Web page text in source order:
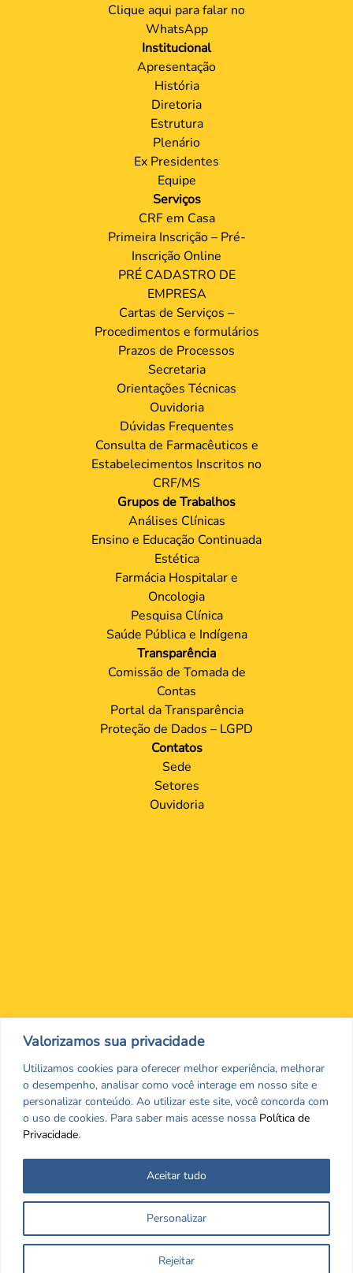
Valorizamos sua privacidade
Utilizamos cookies para oferecer melhor experiência, melhorar
o desempenho, analisar como você interage em nosso site e
personalizar conteúdo. Ao utilizar este site, você concorda com
o uso de cookies. Para saber mais acesse nossa Política de
Privacidade.
Personalizar
Rejeitar
Aceitar tudo
Clique aqui para falar no
WhatsApp
Institucional
Apresentação
História
Diretoria
Estrutura
Plenário
Ex Presidentes
Equipe
Serviços
CRF em Casa
Primeira Inscrição – Pré-
Inscrição Online
PRÉ CADASTRO DE
EMPRESA
Cartas de Serviços –
Procedimentos e formulários
Prazos de Processos
Secretaria
Orientações Técnicas
Ouvidoria
Dúvidas Frequentes
Consulta de Farmacêuticos e
Estabelecimentos Inscritos no
CRF/MS
Grupos de Trabalhos
Análises Clínicas
Ensino e Educação Continuada
Estética
Farmácia Hospitalar e
Oncologia
Pesquisa Clínica
Saúde Pública e Indígena
Transparência
Comissão de Tomada de
Contas
Portal da Transparência
Proteção de Dados – LGPD
Contatos
Sede
Setores
Ouvidoria
Todos os direitos reservados. CRF/MS. Copyrigth ©2026
Desenvolvido por